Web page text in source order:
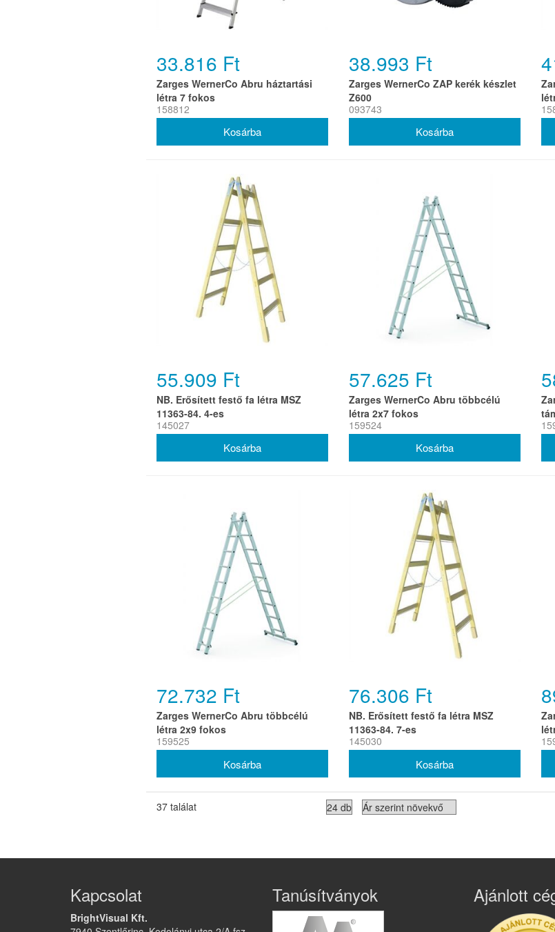
33.816 Ft
Zarges WernerCo Abru háztartási
létra 7 fokos
158812
38.993 Ft
Zarges WernerCo ZAP kerék készlet
Z600
093743
55.909 Ft
NB. Erősített festő fa létra MSZ
11363-84. 4-es
145027
57.625 Ft
Zarges WernerCo Abru többcélú
létra 2x7 fokos
159524
72.732 Ft
Zarges WernerCo Abru többcélú
létra 2x9 fokos
159525
76.306 Ft
NB. Erősített festő fa létra MSZ
11363-84. 7-es
145030
37 találat
Kapcsolat
BrightVisual Kft.
Tanúsítványok Ajánlott